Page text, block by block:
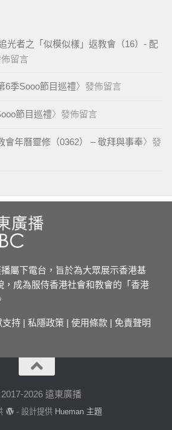
光者之「似模似樣」返教會（16）- 配
留言
6季Sooo節目巡禮〉發佈留言
節目巡禮〉發佈留言
會年曆靈修（0362） – 敬拜與事奉〉發
屬下電台，旨於為大眾展示香港基
，成為服侍香港社會和教會的「香港
支持 | 私隱政策 | 使用條款 | 免責聲明
2026 遠東廣播
- 設計提供 Hueman 主題